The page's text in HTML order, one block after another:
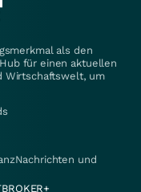
als den
für einen aktuellen
Wirtschaftswelt, um
und